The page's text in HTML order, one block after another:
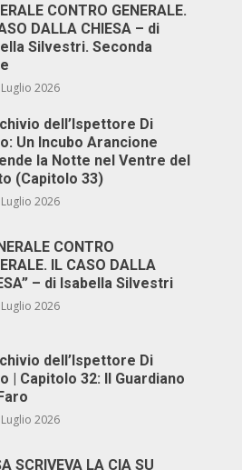
CONTRO GENERALE.
DALLA CHIESA – di
Silvestri. Seconda
2026
dell’Ispettore Di
Un Incubo Arancione
la Notte nel Ventre del
(Capitolo 33)
2026
CONTRO
IL CASO DALLA
– di Isabella Silvestri
2026
dell’Ispettore Di
| Capitolo 32: Il Guardiano
2026
SCRIVEVA LA CIA SU